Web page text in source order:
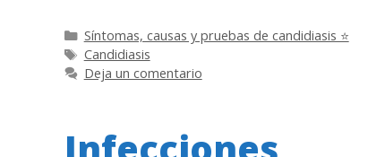
Categorías
Síntomas, causas y pruebas de candidiasis ⭐
Etiquetas
Candidiasis
Deja un comentario